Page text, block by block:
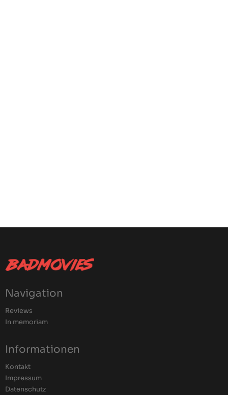
Navigation
Reviews
In memoriam
Informationen
Kontakt
Impressum
Datenschutz